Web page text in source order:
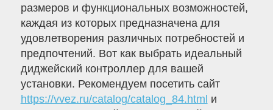
размеров и функциональных возможностей,
каждая из которых предназначена для
удовлетворения различных потребностей и
предпочтений. Вот как выбрать идеальный
диджейский контроллер для вашей
установки. Рекомендуем посетить сайт
https://vvez.ru/catalog/catalog_84.html и